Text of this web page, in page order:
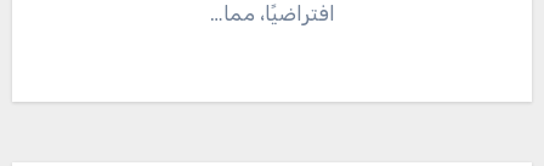
افتراضيًا، مما…